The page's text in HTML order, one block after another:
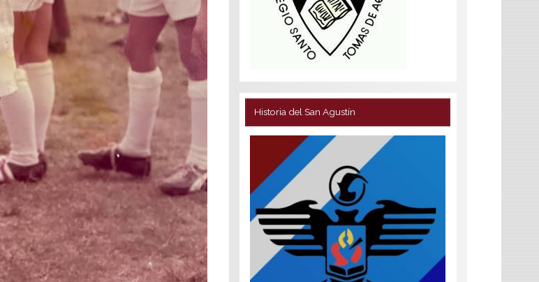
Historia del San Agustín